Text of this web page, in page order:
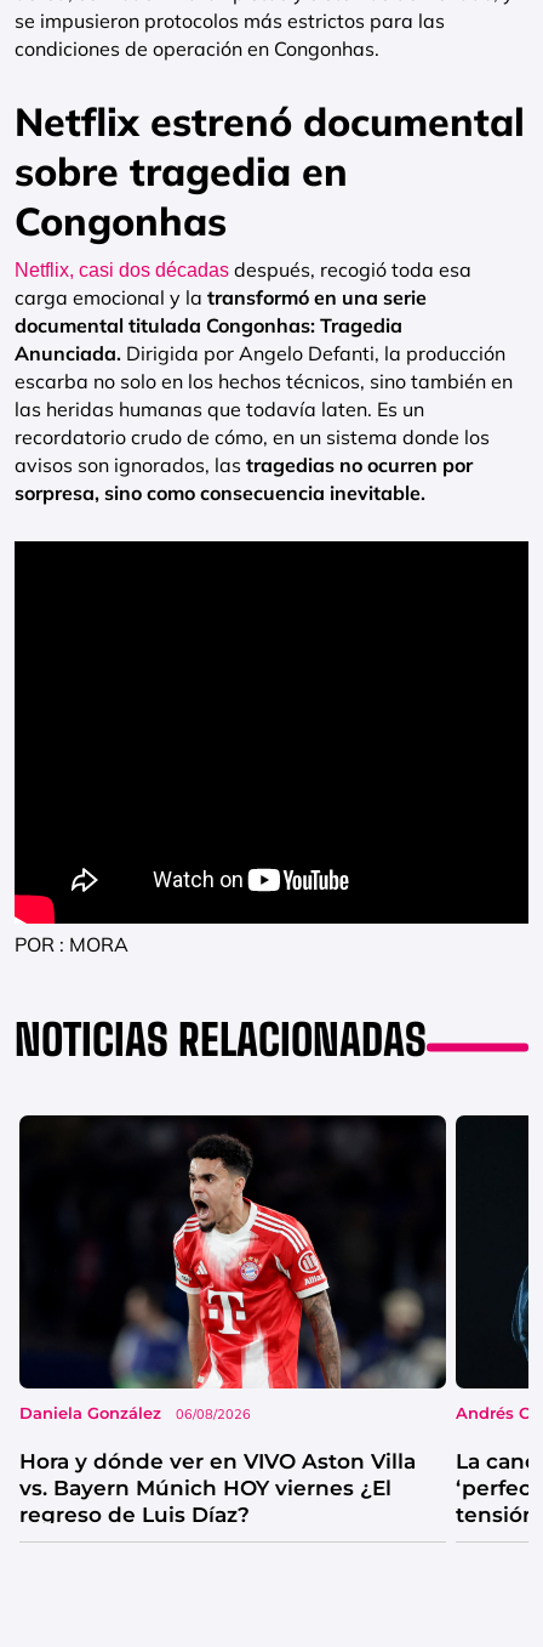
se impusieron protocolos más estrictos para las
condiciones de operación en Congonhas.
Netflix estrenó documental
sobre tragedia en
Congonhas
Netflix, casi dos décadas después, recogió toda esa
carga emocional y la transformó en una serie
documental titulada Congonhas: Tragedia
Anunciada. Dirigida por Angelo Defanti, la producción
escarba no solo en los hechos técnicos, sino también en
las heridas humanas que todavía laten. Es un
recordatorio crudo de cómo, en un sistema donde los
avisos son ignorados, las tragedias no ocurren por
sorpresa, sino como consecuencia inevitable.
POR : MORA
NOTICIAS RELACIONADAS
Daniela González 06/08/2026
Hora y dónde ver en VIVO Aston Villa
vs. Bayern Múnich HOY viernes ¿El
regreso de Luis Díaz?
Andrés
La
tensión
catarsis